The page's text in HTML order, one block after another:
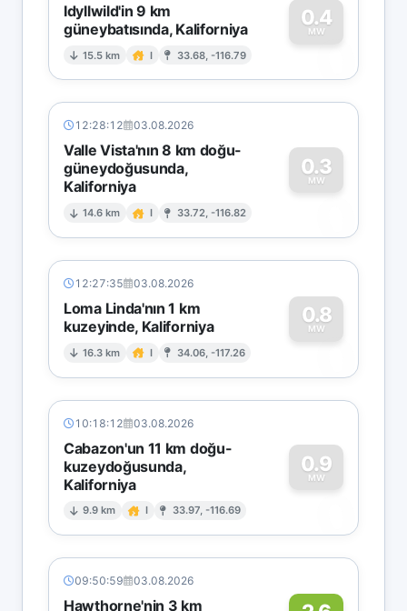
Idyllwild'in 9 km
güneybatısında, Kaliforniya
15.5 km I 33.68, -116.79
0.4
MW
0
12:28:12 03.08.2026
Valle Vista'nın 8 km doğu-
güneydoğusunda,
Kaliforniya
14.6 km I 33.72, -116.82
0.3
MW
0
12:27:35 03.08.2026
Loma Linda'nın 1 km
kuzeyinde, Kaliforniya
16.3 km I 34.06, -117.26
0.8
MW
0
10:18:12 03.08.2026
Cabazon'un 11 km doğu-
kuzeydoğusunda,
Kaliforniya
9.9 km I 33.97, -116.69
0.9
MW
0
09:50:59 03.08.2026
Hawthorne'nin 3 km